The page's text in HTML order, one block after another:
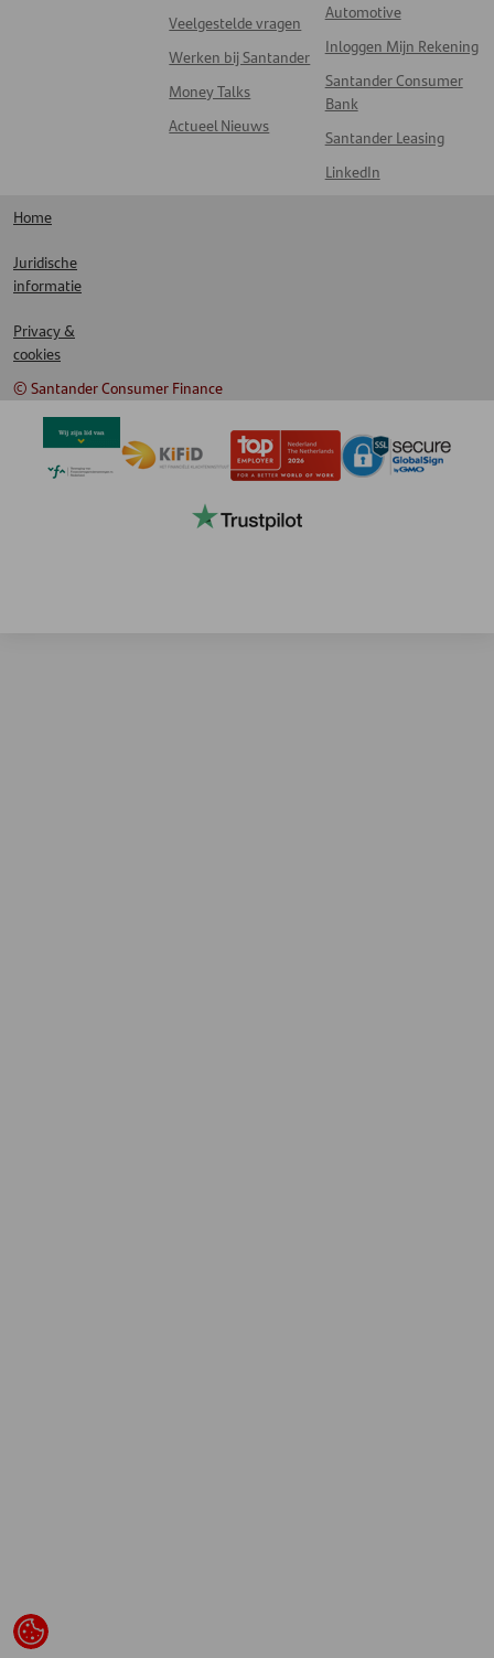
Veelgestelde vragen
Werken bij Santander
Money Talks
Actueel Nieuws
Automotive
Inloggen Mijn Rekening
Santander Consumer
Bank
Santander Leasing
LinkedIn
Home
Juridische
informatie
Privacy &
cookies
© Santander Consumer Finance